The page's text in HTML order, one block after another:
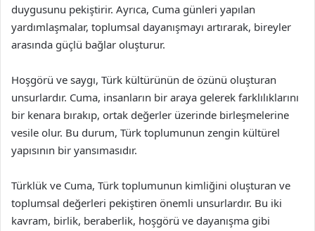
duygusunu pekiştirir. Ayrıca, Cuma günleri yapılan
yardımlaşmalar, toplumsal dayanışmayı artırarak, bireyler
arasında güçlü bağlar oluşturur.
Hoşgörü ve saygı, Türk kültürünün de özünü oluşturan
unsurlardır. Cuma, insanların bir araya gelerek farklılıklarını
bir kenara bırakıp, ortak değerler üzerinde birleşmelerine
vesile olur. Bu durum, Türk toplumunun zengin kültürel
yapısının bir yansımasıdır.
Türklük ve Cuma, Türk toplumunun kimliğini oluşturan ve
toplumsal değerleri pekiştiren önemli unsurlardır. Bu iki
kavram, birlik, beraberlik, hoşgörü ve dayanışma gibi